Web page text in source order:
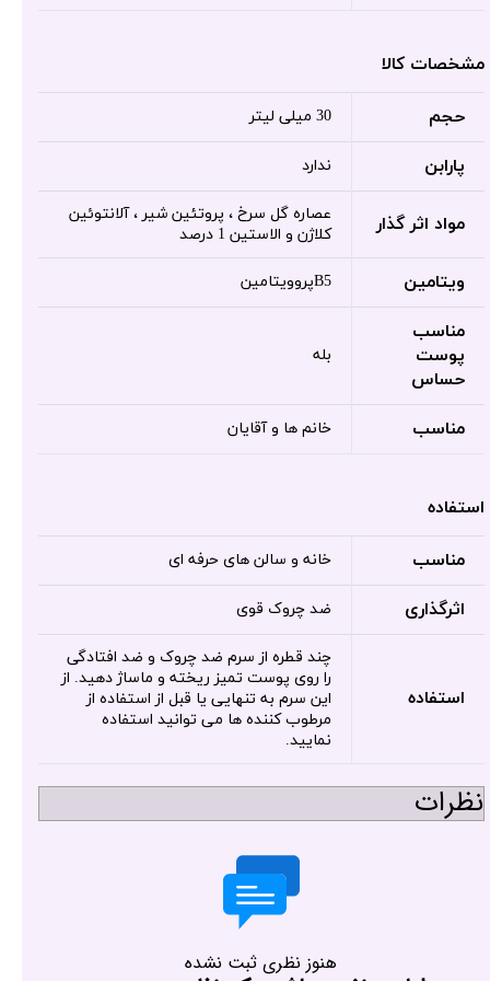
مشخصات کالا
حجم 30 میلی لیتر
پارابن ندارد
مواد اثر گذار
عصاره گل سرخ ، پروتئین شیر ، آلانتوئین
کلاژن و الاستین 1 درصد
ویتامین B5پروویتامین
مناسب
پوست
حساس
بله
مناسب خانم ها و آقایان
استفاده
مناسب خانه و سالن های حرفه ای
اثرگذاری ضد چروک قوی
استفاده
چند قطره از سرم ضد چروک و ضد افتادگی
را روی پوست تمیز ریخته و ماساژ دهید. از
این سرم به تنهایی یا قبل از استفاده از
مرطوب کننده ها می توانید استفاده
نمایید.
نظرات
هنوز نظری ثبت نشده